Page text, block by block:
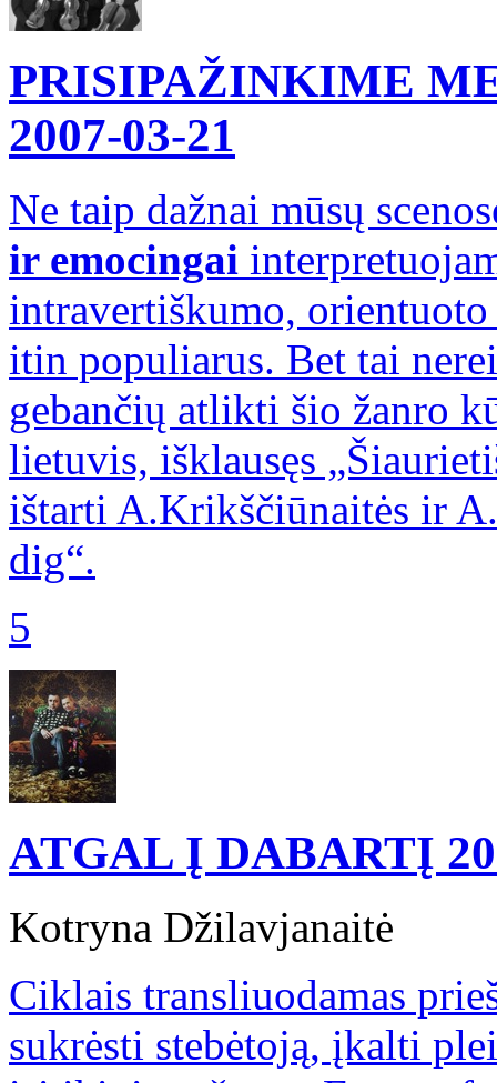
PRISIPAŽINKIME
2007-03-21
Ne taip dažnai mūsų
ir emocingai
intravertiškumo,
itin populiarus. Bet tai
gebančių atlikti šio žanro
lietuvis, išklausęs
ištarti A.Krikščiūnaitės ir
dig“.
5
ATGAL Į DABARTĮ
Kotryna Džilavjanaitė
Ciklais transliuodamas
sukrėsti stebėtoją, įkalti